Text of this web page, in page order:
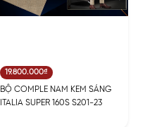
19.800.000₫
BỘ COMPLE NAM KEM SÁNG
ITALIA SUPER 160S S201-23